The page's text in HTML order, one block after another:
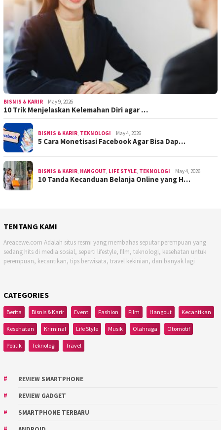
BISNIS & KARIR May 9, 2026
10 Trik Menjelaskan Kelemahan Diri agar …
BISNIS & KARIR TEKNOLOGI May 4, 2026
5 Cara Monetisasi Facebook Agar Bisa Dap…
BISNIS & KARIR HANGOUT LIFE STYLE TEKNOLOGI May 4, 2026
10 Tanda Kecanduan Belanja Online yang H…
TENTANG KAMI
Areacewe.com Adalah situs resmi yang membahas seputar perempuan yang
sedang hits di media sosial, seperti lifestyle, film, teknologi, kesehatan untuk
perempuan, kecantikan, tips berwisata, travel kekinian, dan banyak lagi
CATEGORIES
Berita Bisnis & Karir Event Fashion Film Hangout Kecantikan
Kesehatan Kriminal Life Style Musik Olahraga Otomotif
Politik Teknologi Travel
REVIEW SMARTPHONE
REVIEW GADGET
SMARTPHONE TERBARU